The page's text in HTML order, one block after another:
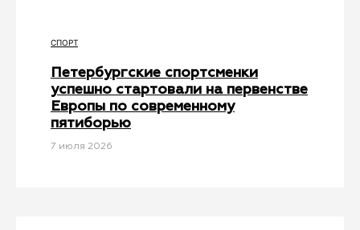
СПОРТ
Петербургские спортсменки
успешно стартовали на первенстве
Европы по современному
пятиборью
7 июля 2026